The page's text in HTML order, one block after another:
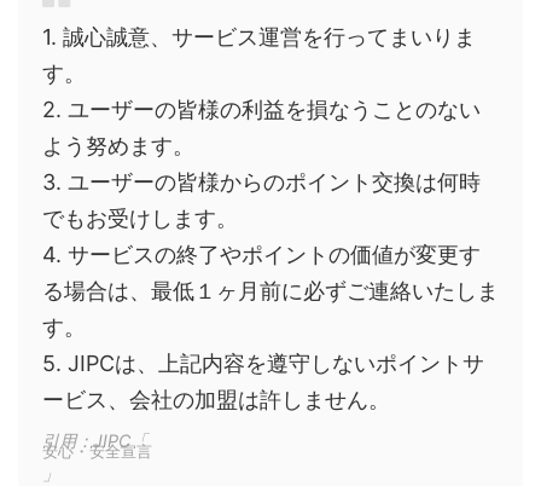
1. 誠心誠意、サービス運営を行ってまいりま
す。
2. ユーザーの皆様の利益を損なうことのない
よう努めます。
3. ユーザーの皆様からのポイント交換は何時
でもお受けします。
4. サービスの終了やポイントの価値が変更す
る場合は、最低１ヶ月前に必ずご連絡いたしま
す。
5. JIPCは、上記内容を遵守しないポイントサ
ービス、会社の加盟は許しません。
引用：JIPC「
安心・安全宣言
」